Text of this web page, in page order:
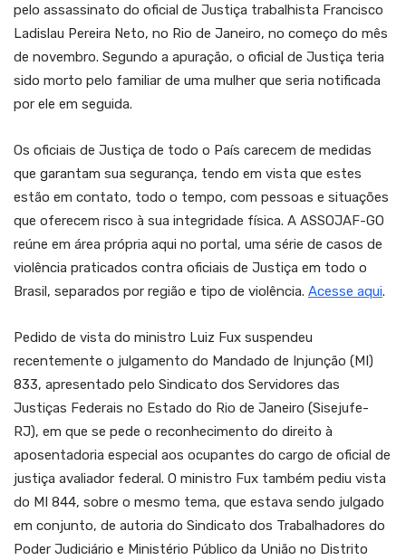
pelo assassinato do oficial de Justiça trabalhista Francisco
Ladislau Pereira Neto, no Rio de Janeiro, no começo do mês
de novembro. Segundo a apuração, o oficial de Justiça teria
sido morto pelo familiar de uma mulher que seria notificada
por ele em seguida.
Os oficiais de Justiça de todo o País carecem de medidas
que garantam sua segurança, tendo em vista que estes
estão em contato, todo o tempo, com pessoas e situações
que oferecem risco à sua integridade física. A ASSOJAF-GO
reúne em área própria aqui no portal, uma série de casos de
violência praticados contra oficiais de Justiça em todo o
Brasil, separados por região e tipo de violência. Acesse aqui.
Pedido de vista do ministro Luiz Fux suspendeu
recentemente o julgamento do Mandado de Injunção (MI)
833, apresentado pelo Sindicato dos Servidores das
Justiças Federais no Estado do Rio de Janeiro (Sisejufe-
RJ), em que se pede o reconhecimento do direito à
aposentadoria especial aos ocupantes do cargo de oficial de
justiça avaliador federal. O ministro Fux também pediu vista
do MI 844, sobre o mesmo tema, que estava sendo julgado
em conjunto, de autoria do Sindicato dos Trabalhadores do
Poder Judiciário e Ministério Público da União no Distrito